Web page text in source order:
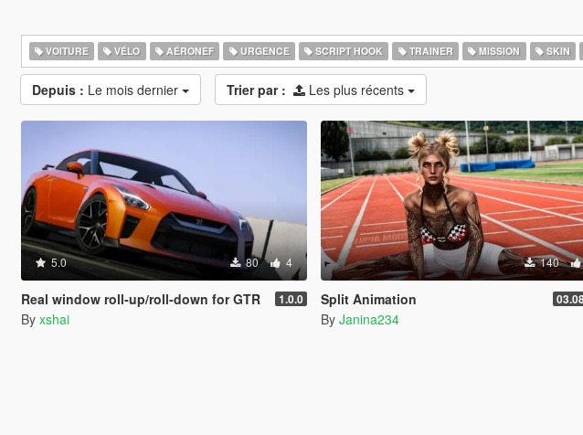
VOITURE VÉLO AÉRONEF URGENCE SCRIPT HOOK TRAINER MISSION SKIN
Depuis : Le mois dernier Trier par : Les plus récents
5.0 80 4
Real window roll‑up/roll‑down for GTR 1.0.0
By xshai
140
Split Animation
By Janina234